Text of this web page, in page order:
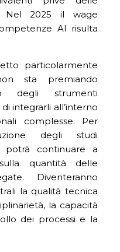
Nel 2025 il wage
AI risulta
particolarmente
sta premiando
degli strumenti
integrarli all’interno
complesse. Per
degli studi
potrà continuare a
quantità delle
Diventeranno
la qualità tecnica
la capacità
dei processi e la